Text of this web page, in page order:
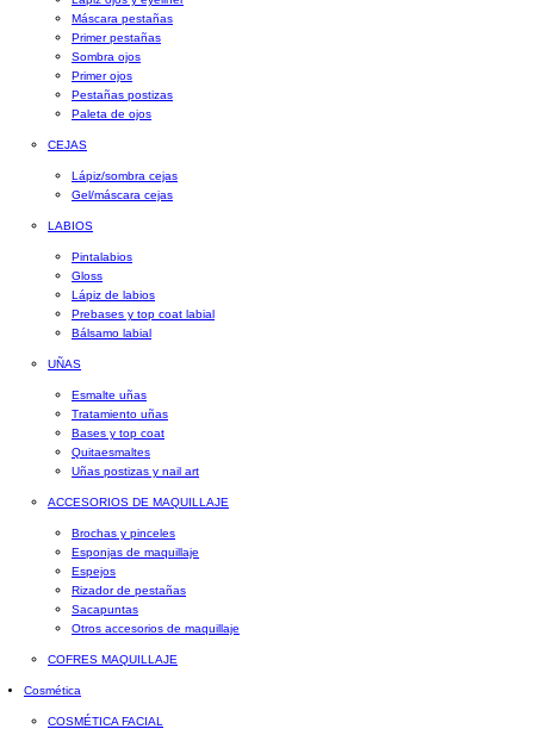
Máscara pestañas
Primer pestañas
Sombra ojos
Primer ojos
Pestañas postizas
Paleta de ojos
CEJAS
Lápiz/sombra cejas
Gel/máscara cejas
LABIOS
Pintalabios
Gloss
Lápiz de labios
Prebases y top coat labial
Bálsamo labial
UÑAS
Esmalte uñas
Tratamiento uñas
Bases y top coat
Quitaesmaltes
Uñas postizas y nail art
ACCESORIOS DE MAQUILLAJE
Brochas y pinceles
Esponjas de maquillaje
Espejos
Rizador de pestañas
Sacapuntas
Otros accesorios de maquillaje
COFRES MAQUILLAJE
Cosmética
COSMÉTICA FACIAL